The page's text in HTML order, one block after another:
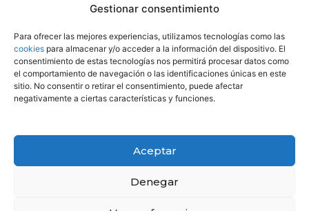
Gestionar consentimiento
Para ofrecer las mejores experiencias, utilizamos tecnologías como las
cookies para almacenar y/o acceder a la información del dispositivo. El
consentimiento de estas tecnologías nos permitirá procesar datos como
el comportamiento de navegación o las identificaciones únicas en este
sitio. No consentir o retirar el consentimiento, puede afectar
negativamente a ciertas características y funciones.
Aceptar
Denegar
premium en
España para
huéspedes y para
propietarios,
de
+34 965 916
info@fidalsa.es